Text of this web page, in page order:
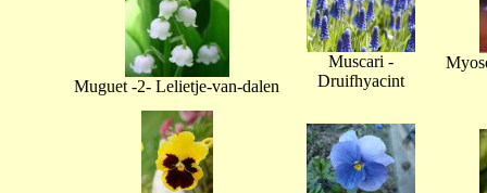
Muguet -2- Lelietje-van-dalen
Muscari -
Druifhyacint